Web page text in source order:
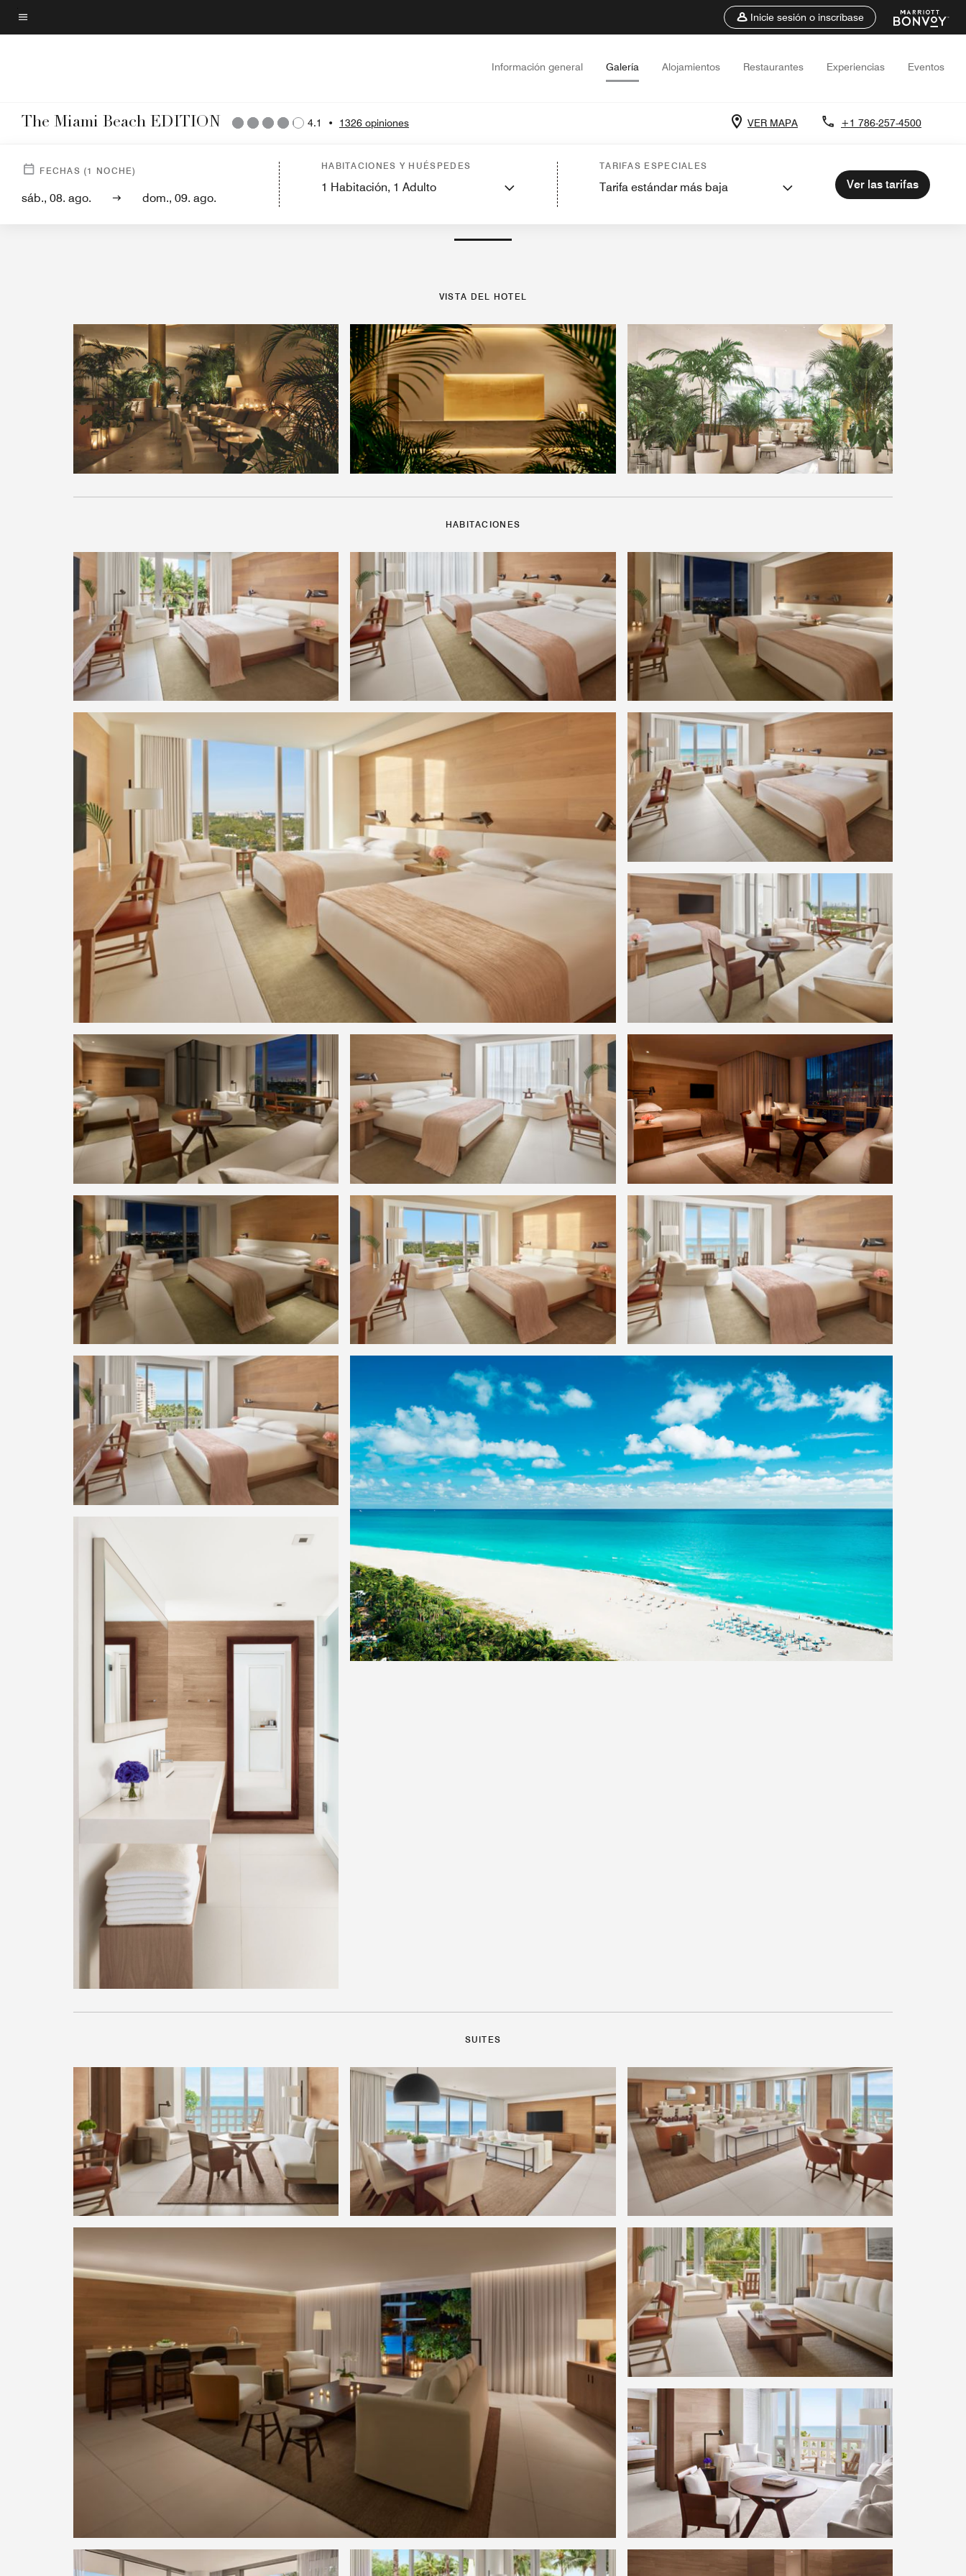
Skip
toTexto del menú
Inicie sesión o inscríbase
Información general Galería Alojamientos Restaurantes Experiencias Eventos
The Miami Beach EDITION 4.1 • 1326 opiniones VER MAPA +1 786-257-4500
FECHAS (1 NOCHE)
sáb., 08. ago. dom., 09. ago.
HABITACIONES Y HUÉSPEDES
1 Habitación, 1 Adulto
TARIFAS ESPECIALES
Tarifa estándar más baja Ver las tarifas
Habitaciones SuitesServiciosCaracterísticasRestaurantes Gimnasio y entretenimientoActividadesSpa Eventos y reuniones
VISTA DEL HOTEL
HABITACIONES
SUITES